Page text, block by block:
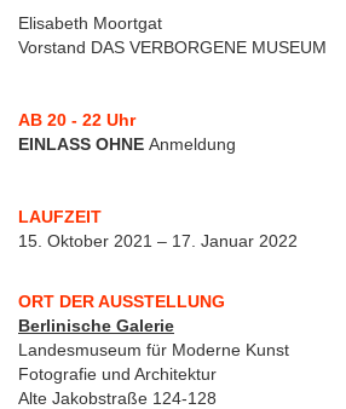
Elisabeth Moortgat
Vorstand DAS VERBORGENE MUSEUM
AB 20 - 22 Uhr
EINLASS OHNE Anmeldung
LAUFZEIT
15. Oktober 2021 – 17. Januar 2022
ORT DER AUSSTELLUNG
Berlinische Galerie
Landesmuseum für Moderne Kunst
Fotografie und Architektur
Alte Jakobstraße 124-128